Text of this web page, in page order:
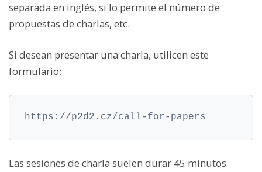
separada en inglés, si lo permite el número de
propuestas de charlas, etc.
Si desean presentar una charla, utilicen este
formulario:
https://p2d2.cz/call-for-papers
Las sesiones de charla suelen durar 45 minutos